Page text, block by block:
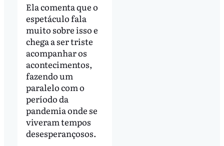
Ela comenta que o
espetáculo fala
muito sobre isso e
chega a ser triste
acompanhar os
acontecimentos,
fazendo um
paralelo com o
período da
pandemia onde se
viveram tempos
desesperançosos.